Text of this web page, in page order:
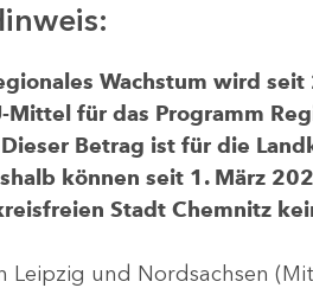
Wachstum wird
Mittel für das Programm
Betrag ist für die
können seit 1. März
Stadt Chemnitz
Leipzig und Nordsachsen